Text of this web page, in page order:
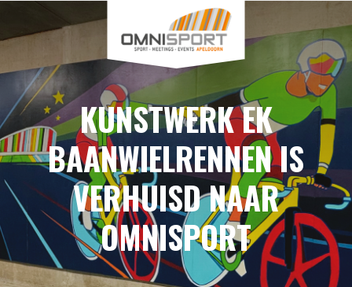
KUNSTWERK EK
BAANWIELRENNEN IS
VERHUISD NAAR
OMNISPORT